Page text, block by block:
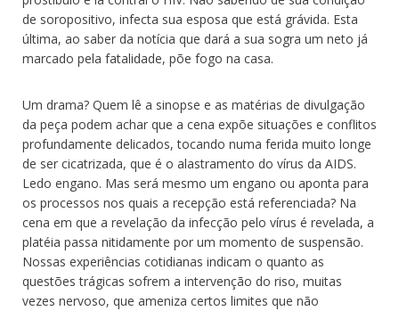
de soropositivo, infecta sua esposa que está grávida. Esta
última, ao saber da notícia que dará a sua sogra um neto já
marcado pela fatalidade, põe fogo na casa.
Um drama? Quem lê a sinopse e as matérias de divulgação
da peça podem achar que a cena expõe situações e conflitos
profundamente delicados, tocando numa ferida muito longe
de ser cicatrizada, que é o alastramento do vírus da AIDS.
Ledo engano. Mas será mesmo um engano ou aponta para
os processos nos quais a recepção está referenciada? Na
cena em que a revelação da infecção pelo vírus é revelada, a
platéia passa nitidamente por um momento de suspensão.
Nossas experiências cotidianas indicam o quanto as
questões trágicas sofrem a intervenção do riso, muitas
vezes nervoso, que ameniza certos limites que não